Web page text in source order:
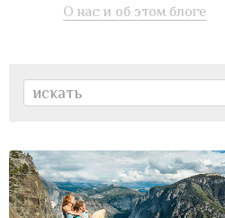
О нас и об этом блоге